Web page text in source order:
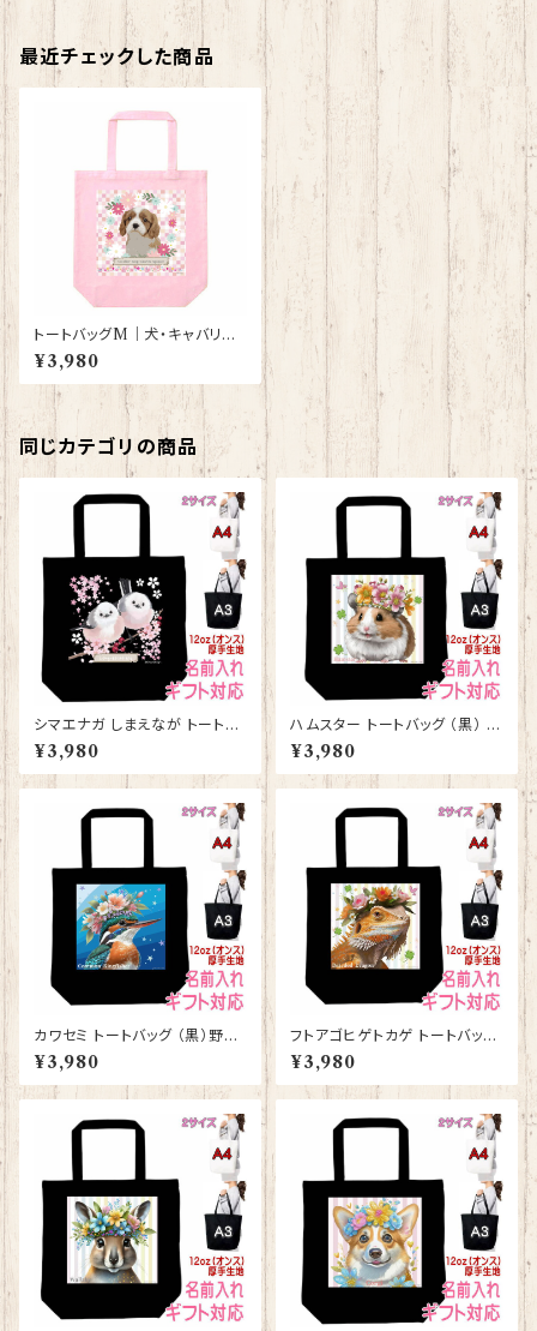
最近チェックした商品
トートバッグM｜犬・キャバリア
（ライトピンク）【型番BMLP-1】
¥3,980
同じカテゴリの商品
シマエナガ しまえなが トートバ
ッグ （黒） グッズ 雑貨 入学祝
い レッスンバッグ お買い物バッ
グ【型番 B-10011】プレゼント
¥3,980
ハムスター トートバッグ （黒） グ
ッズ 雑貨 入学祝い レッスンバ
ッグ お買い物バッグ【型番 B-10
007】お花の王冠シリーズ
¥3,980
カワセミ トートバッグ （黒）野鳥
グッズ 雑貨 入学祝い レッスン
バッグ お買い物バッグ【型番 B-
10010】お花の王冠シリーズ
¥3,980
フトアゴヒゲトカゲ トートバッグ
（黒） グッズ 雑貨 入学祝い レ
ッスンバッグ お買い物バッグ【型
番 B-10008】お花の王冠シリ
¥3,980